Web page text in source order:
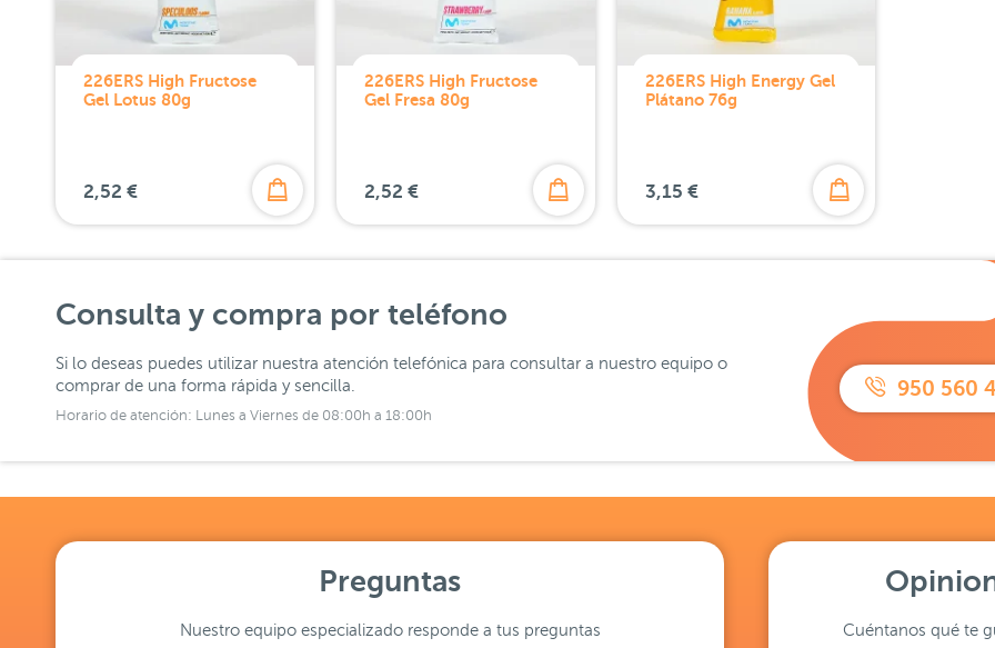
226ERS High Fructose
Gel Lotus 80g
2,52 €
226ERS High Fructose
Gel Fresa 80g
2,52 €
226ERS High Energy Gel
Plátano 76g
3,15 €
Consulta y compra por teléfono
Si lo deseas puedes utilizar nuestra atención telefónica para consultar a nuestro equipo o
comprar de una forma rápida y sencilla.
Horario de atención: Lunes a Viernes de 08:00h a 18:00h
950 560
Preguntas
Nuestro equipo especializado responde a tus preguntas Cuéntanos qué te